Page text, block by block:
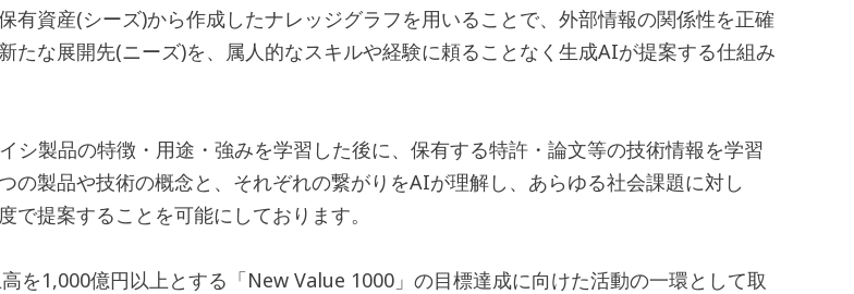
資産(シーズ)から作成したナレッジグラフを用いることで、外部情報の関係性を正確
たな展開先(ニーズ)を、属人的なスキルや経験に頼ることなく生成AIが提案する仕組み
製品の特徴・用途・強みを学習した後に、保有する特許・論文等の技術情報を学習
の製品や技術の概念と、それぞれの繋がりをAIが理解し、あらゆる社会課題に対し
提案することを可能にしております。
を1,000億円以上とする「New Value 1000」の目標達成に向けた活動の一環として取